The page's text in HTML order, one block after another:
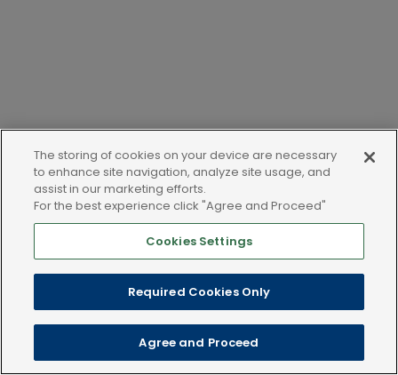
LEGAL AND POLICIES
Copyright © 2025 Dechra Veterinary Products. Wszelkie prawa
The storing of cookies on your device are necessary
to enhance site navigation, analyze site usage, and
assist in our marketing efforts.
For the best experience click "Agree and Proceed"
Cookies Settings
Required Cookies Only
Agree and Proceed